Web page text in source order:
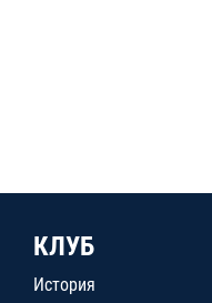
КЛУБ
История